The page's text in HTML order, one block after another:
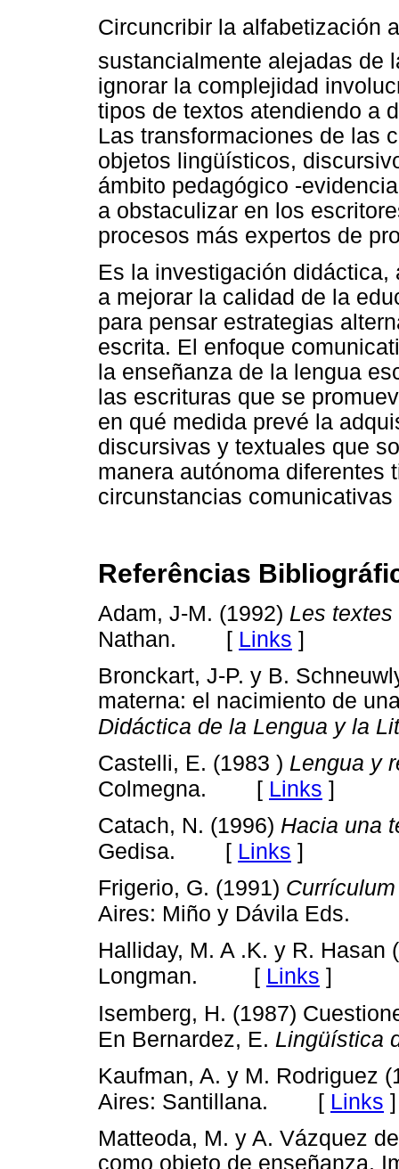
Circuncribir la alfabetización a
sustancialmente alejadas de
ignorar la complejidad
tipos de textos atendiendo a
Las transformaciones de las
objetos lingüísticos,
ámbito pedagógico -
a obstaculizar en los
procesos más expertos de
Es la investigación
a mejorar la calidad de la
para pensar estrategias
escrita. El enfoque
la enseñanza de la lengua
las escrituras que se
en qué medida prevé la
discursivas y textuales que
manera autónoma diferentes
circunstancias
Referências
Adam, J-M. (1992) Les textes
Nathan. [ Links ]
Bronckart, J-P. y B.
materna: el nacimiento de
Didáctica de la Lengua y la
Castelli, E. (1983 ) Lengua y
Colmegna. [ Links ]
Catach, N. (1996) Hacia una
Gedisa. [ Links ]
Frigerio, G. (1991)
Aires: Miño y Dávila Eds.
Halliday, M. A .K. y R. Hasan
Longman.
[ Links ]
Isemberg, H. (1987)
En Bernardez, E. Lingüística
Kaufman, A. y M. Rodriguez
Aires: Santillana. [ Links ]
Matteoda, M. y A. Vázquez
como objeto de enseñanza.